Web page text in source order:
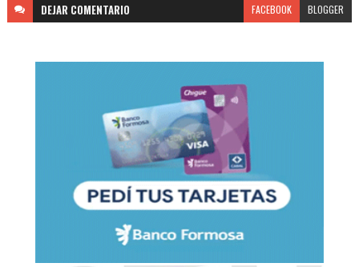
DEJAR COMENTARIO FACEBOOK BLOGGER